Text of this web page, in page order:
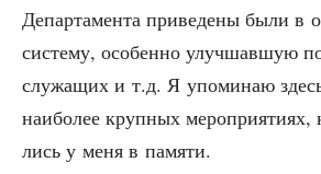
Депар­та­мен­та при­ве­де­ны были в
систе­му, осо­бен­но улуч­шав­шую
слу­жа­щих и т.д. Я упо­ми­наю
наи­бо­лее круп­ных
лись у меня в памяти.